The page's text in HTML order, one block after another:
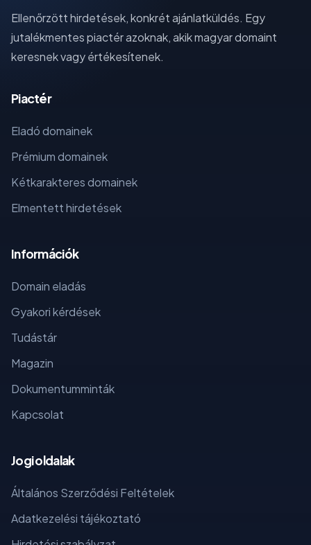
Ellenőrzött hirdetések, konkrét ajánlatküldés. Egy
jutalékmentes piactér azoknak, akik magyar domaint
keresnek vagy értékesítenek.
Piactér
Eladó domainek
Prémium domainek
Kétkarakteres domainek
Elmentett hirdetések
Információk
Domain eladás
Gyakori kérdések
Tudástár
Magazin
Dokumentumminták
Kapcsolat
Jogi oldalak
Általános Szerződési Feltételek
Adatkezelési tájékoztató